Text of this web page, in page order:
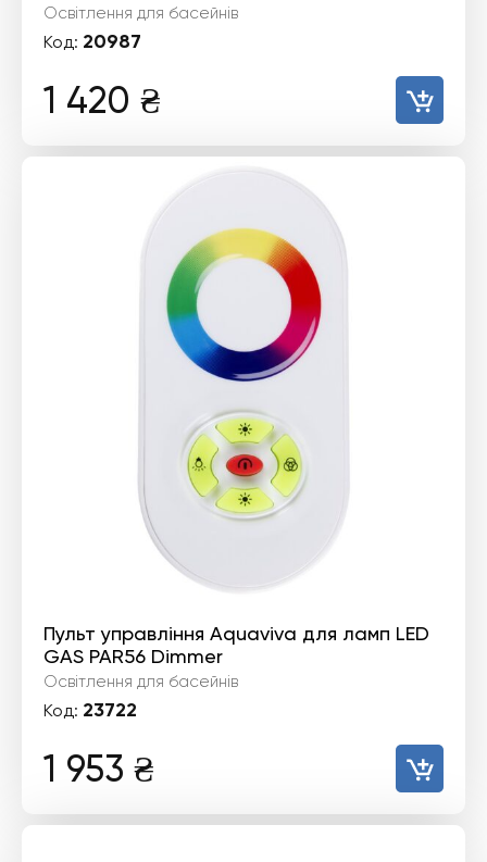
Освітлення для басейнів
Код: 20987
1 420 ₴
Пульт управління Aquaviva для ламп LED
GAS PAR56 Dimmer
Освітлення для басейнів
Код: 23722
1 953 ₴